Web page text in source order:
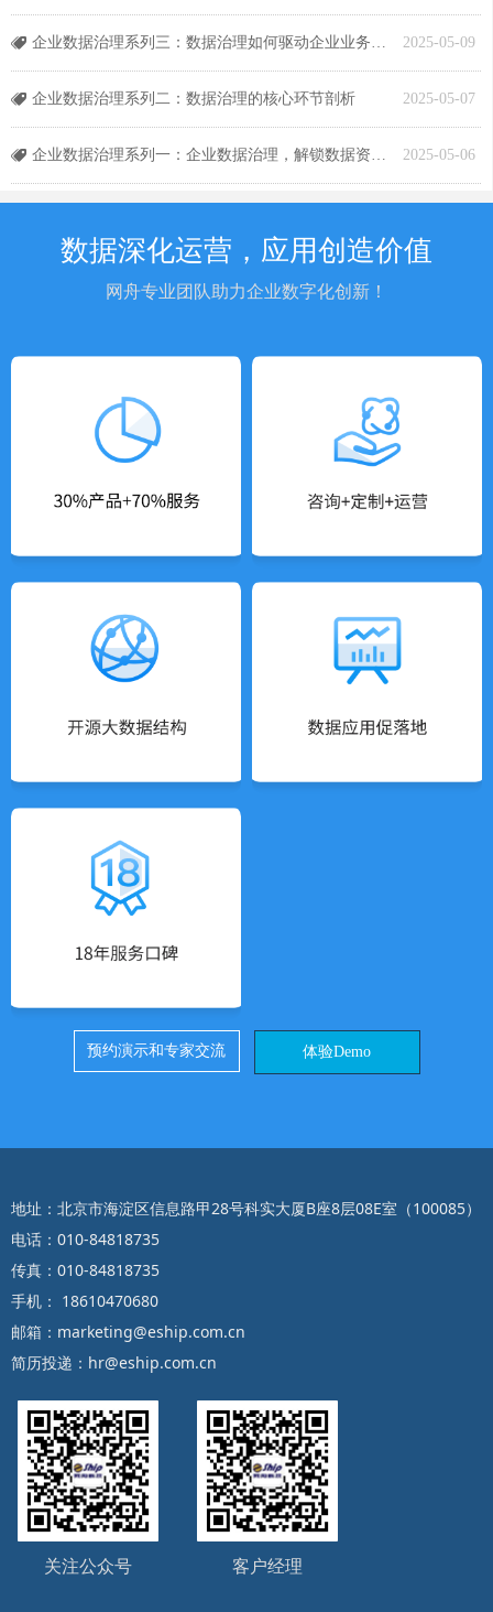
2025-05-09
뀄 企业数据治理系列三：数据治理如何驱动企业业务创新发展
2025-05-07
뀄 企业数据治理系列二：数据治理的核心环节剖析
2025-05-06
뀄 企业数据治理系列一：企业数据治理，解锁数据资产价值
地址：北京市海淀区信息路甲28号科实大厦B座8层08E室（100085）
电话：010-84818735
传真：010-84818735
手机： 18610470680
邮箱：marketing@eship.com.cn
简历投递：hr@eship.com.cn
关注公众号 客户经理
数据深化运营，应用创造价值
网舟专业团队助力企业数字化创新！
预约演示和专家交流 体验Demo